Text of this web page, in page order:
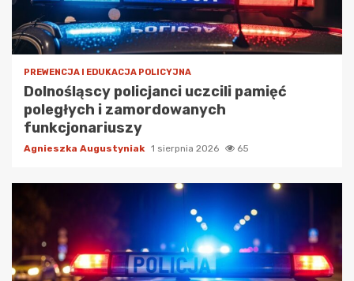
PREWENCJA I EDUKACJA POLICYJNA
Dolnośląscy policjanci uczcili pamięć
poległych i zamordowanych
funkcjonariuszy
Agnieszka Augustyniak 1 sierpnia 2026 65